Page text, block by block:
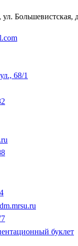
Большевистская,
68/1
буклет